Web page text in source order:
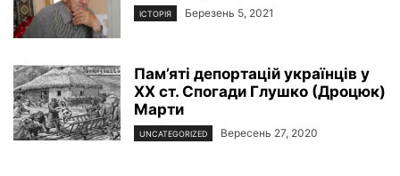
ІСТОРІЯ Березень 5, 2021
Пам’яті депортацій українців у
ХХ ст. Спогади Глушко (Дроцюк)
Марти
UNCATEGORIZED Вересень 27, 2020